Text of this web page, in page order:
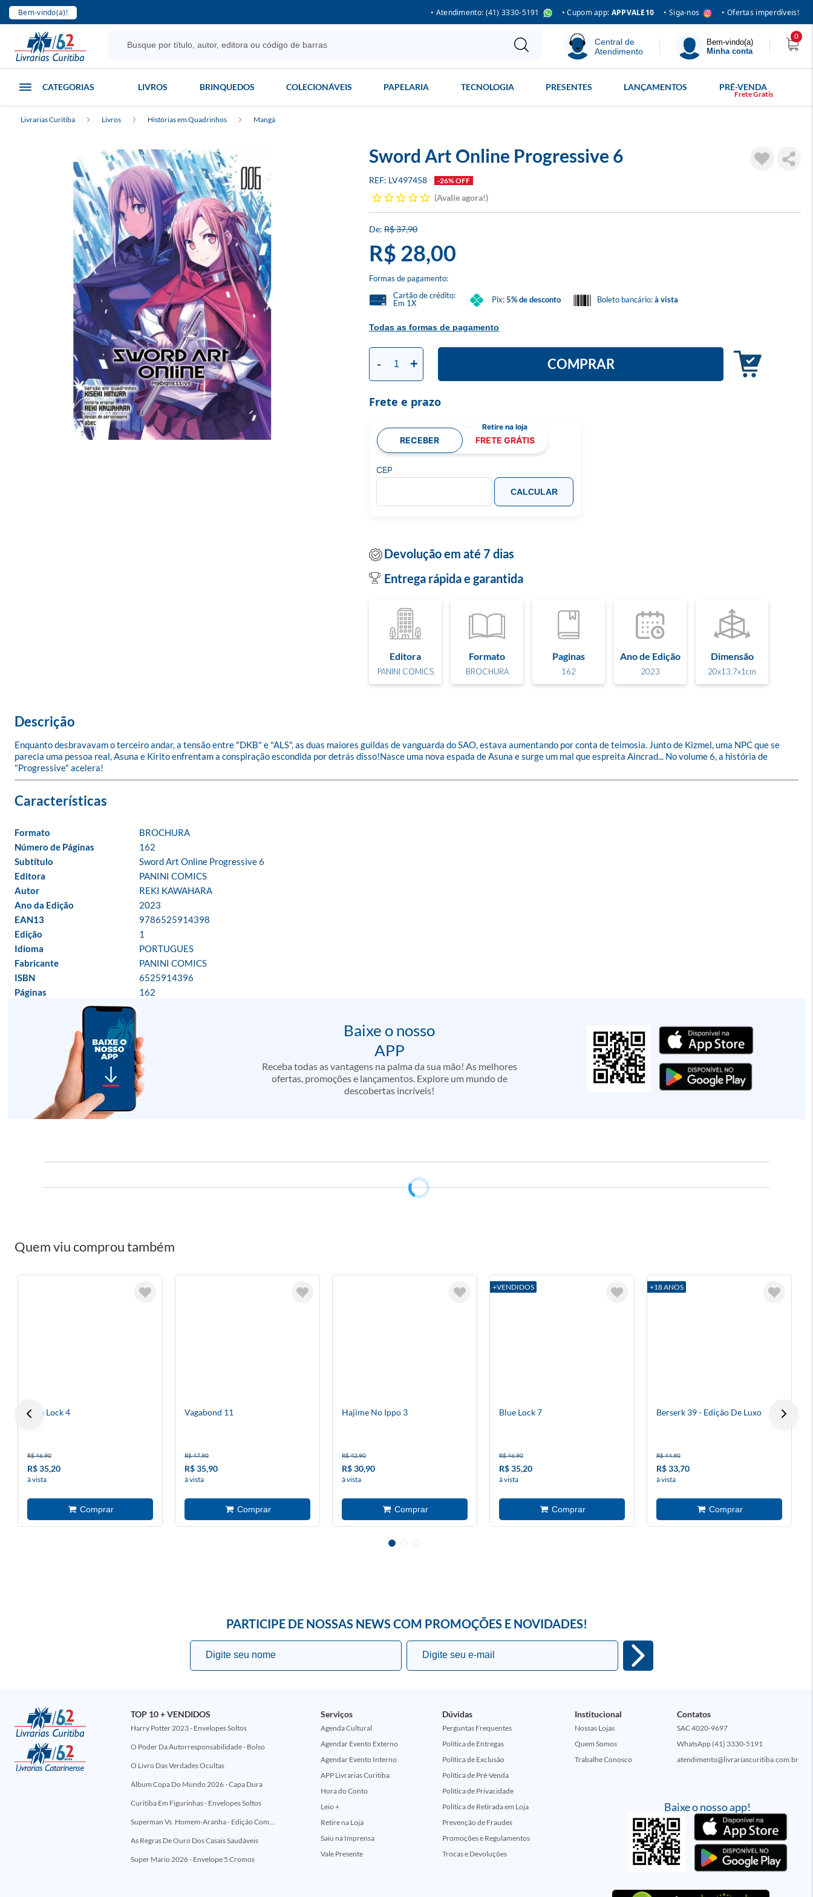
Bem-vindo(a)! • Atendimento: (41) 3330-5191 • Cupom app: APPVALE10 • Siga-nos • Ofertas imperdíveis!
Central de
Atendimento
Bem-vindo(a)
Minha conta
0
CATEGORIAS LIVROS BRINQUEDOS COLECIONÁVEIS PAPELARIA TECNOLOGIA PRESENTES LANÇAMENTOS PRÉ-VENDA
Livrarias Curitiba Livros Histórias em Quadrinhos Mangá
Sword Art Online Progressive 6
LV497458 -26% OFF
Avalie agora!
R$ 37,90
R$ 28,00
Formas de pagamento:
Todas as formas de pagamento
Cartão de crédito:
Em 1X
Pix:5% de desconto Boleto bancário:à vista
- + COMPRAR
Frete e prazo
RECEBER FRETE GRÁTIS
CEP
CALCULAR
Devolução em até 7 dias
Entrega rápida e garantida
Editora
PANINI COMICS
Formato
BROCHURA
Paginas
162
Ano de Edição
2023
Dimensão
20x13.7x1cm
Descrição
Enquanto desbravavam o terceiro andar, a tensão entre "DKB" e "ALS", as duas maiores guildas de vanguarda do SAO, estava aumentando por conta de teimosia. Junto de Kizmel, uma NPC que se
parecia uma pessoa real, Asuna e Kirito enfrentam a conspiração escondida por detrás disso!Nasce uma nova espada de Asuna e surge um mal que espreita Aincrad... No volume 6, a história de
"Progressive" acelera!
Formato
BROCHURA
Número de Páginas
162
Subtítulo
Sword Art Online Progressive 6
Editora
PANINI COMICS
Autor
REKI KAWAHARA
Ano da Edição
2023
EAN13
9786525914398
Edição
1
Idioma
PORTUGUES
Fabricante
PANINI COMICS
ISBN
6525914396
Páginas
162
Baixe o nosso
APP
Receba todas as vantagens na palma da sua mão! As melhores
ofertas, promoções e lançamentos. Explore um mundo de
descobertas incríveis!
Quem viu comprou também
Blue Lock 4
R$ 46,90
R$ 35,20
à vista
Vagabond 11
R$ 47,90
R$ 35,90
à vista
Hajime No Ippo 3
R$ 42,90
R$ 30,90
à vista
+VENDIDOS
Blue Lock 7
R$ 46,90
R$ 35,20
à vista
+18 ANOS
Berserk 39 - Edição De Luxo
R$ 44,90
R$ 33,70
à vista
PARTICIPE DE NOSSAS NEWS COM PROMOÇÕES E NOVIDADES!
Baixe o nosso app!
TOP 10 + VENDIDOS
Harry Potter 2023 - Envelopes Soltos
O Poder Da Autorresponsabilidade - Bolso
O Livro Das Verdades Ocultas
Álbum Copa Do Mundo 2026 - Capa Dura
Curitiba Em Figurinhas - Envelopes Soltos
Superman Vs. Homem-Aranha - Edição Comemorativa 50 Anos (Encontros Clássicos Dc E Marvel)
As Regras De Ouro Dos Casais Saudáveis
Super Mario 2026 - Envelope 5 Cromos
Serviços
Agenda Cultural
Agendar Evento Externo
Agendar Evento Interno
APP Livrarias Curitiba
Hora do Conto
Leio +
Retire na Loja
Saiu na Imprensa
Vale Presente
Dúvidas
Perguntas Frequentes
Política de Entregas
Política de Exclusão
Política de Pré-Venda
Política de Privacidade
Política de Retirada em Loja
Prevenção de Fraudes
Promoções e Regulamentos
Trocas e Devoluções
Institucional
Nossas Lojas
Quem Somos
Trabalhe Conosco
Contatos
SAC 4020-9697
WhatsApp (41) 3330-5191
atendimento@livrariascuritiba.com.br